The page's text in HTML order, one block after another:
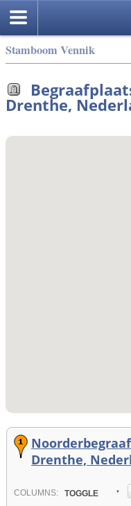
Stamboom Vennik
Drenthe,
Drenthe,
COLUMN S: TOGGLE